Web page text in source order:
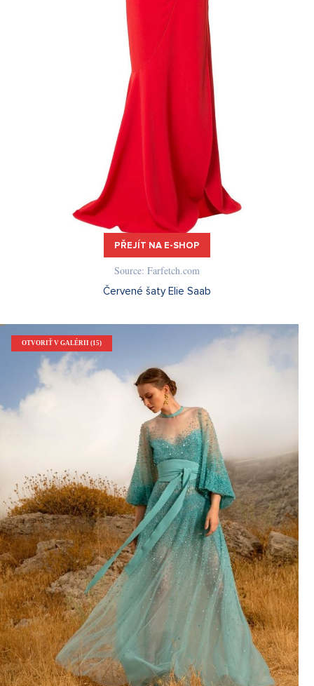
PŘEJÍT NA E-SHOP
Source: Farfetch.com
Červené šaty Elie Saab
OTVORIŤ V GALÉRII (15)